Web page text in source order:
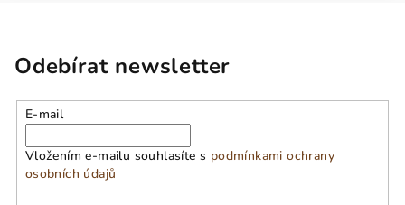
Odebírat newsletter
E-mail
Vložením e-mailu souhlasíte s podmínkami ochrany
osobních údajů